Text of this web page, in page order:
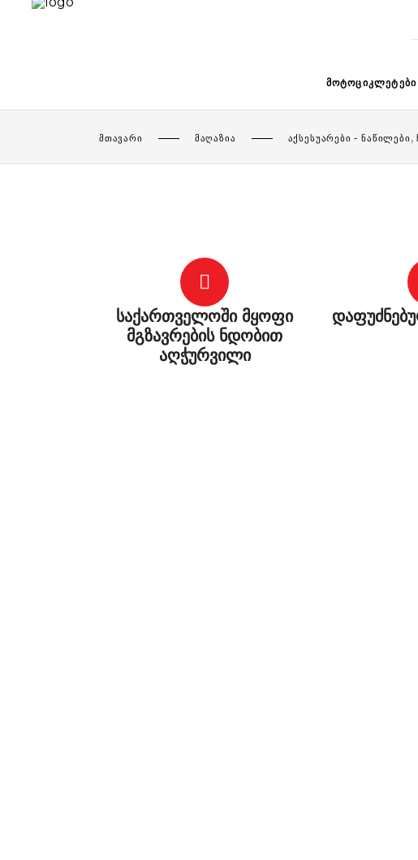
ᲛᲝᲢᲝᲪᲘᲙᲚᲔᲢᲔᲑᲘ
ᲛᲗᲐᲕᲐᲠᲘ ᲛᲐᲦᲐᲖᲘᲐ ᲐᲥᲡᲔᲡᲣᲐᲠᲔᲑᲘ - ᲜᲐᲬᲘᲚᲔᲑᲘ,
საქართველოში მყოფი
მგზავრების ნდობით
აღჭურვილი